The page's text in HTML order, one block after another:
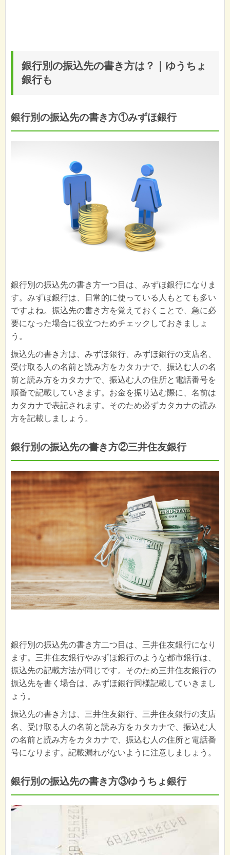
銀行別の振込先の書き方は？｜ゆうちょ
銀行も
銀行別の振込先の書き方①みずほ銀行
銀行別の振込先の書き方一つ目は、みずほ銀行になりま
す。みずほ銀行は、日常的に使っている人もとても多い
ですよね。振込先の書き方を覚えておくことで、急に必
要になった場合に役立つためチェックしておきましょ
う。
振込先の書き方は、みずほ銀行、みずほ銀行の支店名、
受け取る人の名前と読み方をカタカナで、振込む人の名
前と読み方をカタカナで、振込む人の住所と電話番号を
順番で記載していきます。お金を振り込む際に、名前は
カタカナで表記されます。そのため必ずカタカナの読み
方を記載しましょう。
銀行別の振込先の書き方②三井住友銀行
銀行別の振込先の書き方二つ目は、三井住友銀行になり
ます。三井住友銀行やみずほ銀行のような都市銀行は、
振込先の記載方法が同じです。そのため三井住友銀行の
振込先を書く場合は、みずほ銀行同様記載していきまし
ょう。
振込先の書き方は、三井住友銀行、三井住友銀行の支店
名、受け取る人の名前と読み方をカタカナで、振込む人
の名前と読み方をカタカナで、振込む人の住所と電話番
号になります。記載漏れがないように注意しましょう。
銀行別の振込先の書き方③ゆうちょ銀行